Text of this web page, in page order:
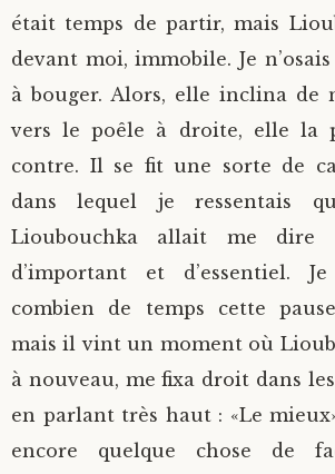
était temps de partir, mais
devant moi, immobile. Je
à bouger. Alors, elle inclina de
vers le poêle à droite, elle la
contre. Il se fit une sorte de
dans lequel je ressentais
Lioubouchka allait me dire
d’important et d’essentiel.
combien de temps cette
mais il vint un moment où
à nouveau, me fixa droit dans
en parlant très haut : «Le
encore quelque chose de